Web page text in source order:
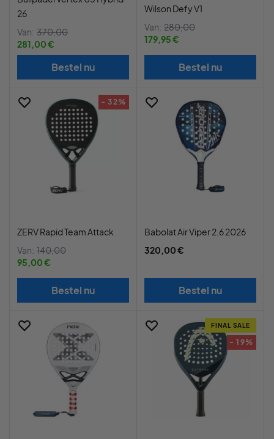
26
Van: 370,00
281,00 €
Bestel nu
Wilson Defy V1
Van: 280,00
179,95 €
Bestel nu
- 32%
ZERV Rapid Team Attack
Van: 140,00
95,00 €
Bestel nu
Babolat Air Viper 2.6 2026
320,00 €
Bestel nu
FINAL SALE
- 19%